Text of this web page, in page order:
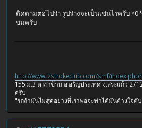
ติดตามต่อไปว่า รูปร่างจะเป็นเช่นไรครับ
ชมครับ
http://www.2strokeclub.com/smf/
155 ม.3 ต.ท่าข้าม อ.อรัญประเทศ จ.สระแก้ว
ครับ
"รถถ้ามันไม่สุดอย่างที่เราพอจะทำได้มันค้างใจคั